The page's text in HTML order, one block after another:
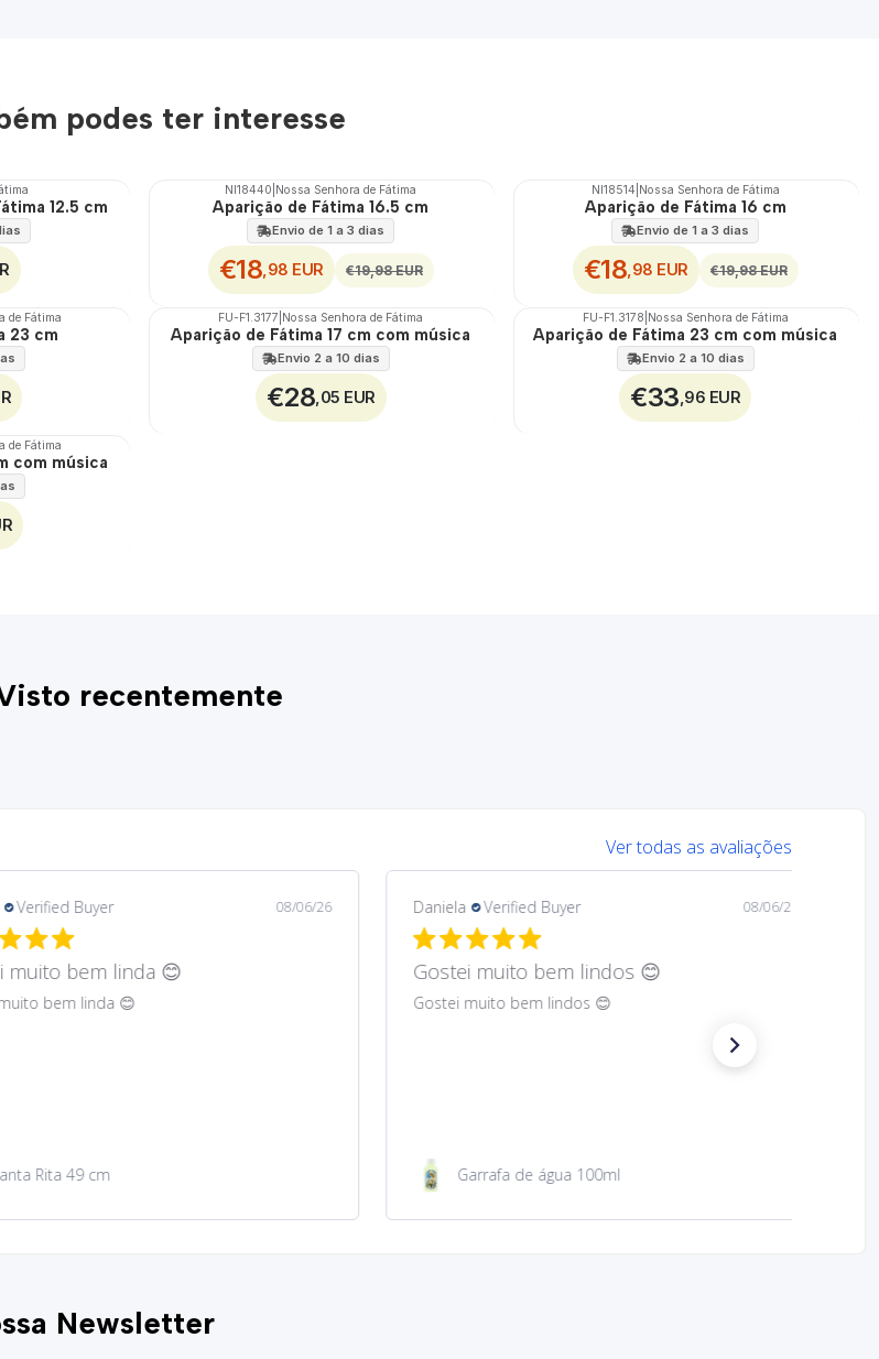
podes ter interesse
12.5 cm DESCONTO
NI18440 Nossa Senhora de Fátima
Aparição de Fátima 16.5 cm
Envio de 1 a 3 dias
€18 ,98 EUR €19,98 EUR
DESCONTO
NI18514 Nossa Senhora de Fátima
Aparição de Fátima 16 cm
Envio de 1 a 3 dias
€18 ,98 EUR €19,98 EUR
de Fátima
23 cm 🇵🇹
FU-F1.3177 Nossa Senhora de Fátima
Aparição de Fátima 17 cm com música
Envio 2 a 10 dias
€28 ,05 EUR
🇵🇹
FU-F1.3178 Nossa Senhora de Fátima
Aparição de Fátima 23 cm com música
Envio 2 a 10 dias
€33 ,96 EUR
de Fátima
com música
recentemente
Ver todas as avaliações
Verified Buyer 08/06/26
muito bem lindos 😊
bem lindos 😊
de água 100ml
Mary Verified Buyer 08/05/26
Hard to find Saint
Absolutely wonderful!
São Jacinto 23 cm
Newsletter